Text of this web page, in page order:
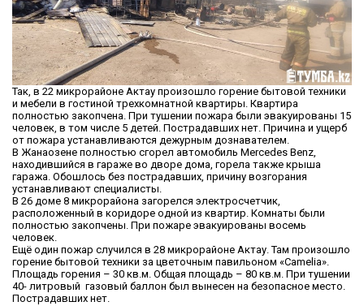
Так, в 22 микрорайоне Актау произошло горение бытовой техники
и мебели в гостиной трехкомнатной квартиры. Квартира
полностью закопчена. При тушении пожара были эвакуированы 15
человек, в том числе 5 детей. Пострадавших нет. Причина и ущерб
от пожара устанавливаются дежурным дознавателем.
В Жанаозене полностью сгорел автомобиль Merсedes Benz,
находившийся в гараже во дворе дома, горела также крыша
гаража. Обошлось без пострадавших, причину возгорания
устанавливают специалисты.
В 26 доме 8 микрорайона загорелся электросчетчик,
расположенный в коридоре одной из квартир. Комнаты были
полностью закопчены. При пожаре эвакуированы восемь
человек.
Ещё один пожар случился в 28 микрорайоне Актау. Там произошло
горение бытовой техники за цветочным павильоном «Camelia».
Площадь горения – 30 кв.м. Общая площадь – 80 кв.м. При тушении
40- литровый газовый баллон был вынесен на безопасное место.
Пострадавших нет.